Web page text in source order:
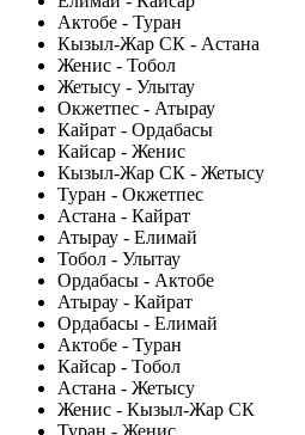
Актобе - Туран
Кызыл-Жар СК - Астана
Женис - Тобол
Жетысу - Улытау
Окжетпес - Атырау
Кайрат - Ордабасы
Кайсар - Женис
Кызыл-Жар СК - Жетысу
Туран - Окжетпес
Астана - Кайрат
Атырау - Елимай
Тобол - Улытау
Ордабасы - Актобе
Атырау - Кайрат
Ордабасы - Елимай
Актобе - Туран
Кайсар - Тобол
Астана - Жетысу
Женис - Кызыл-Жар СК